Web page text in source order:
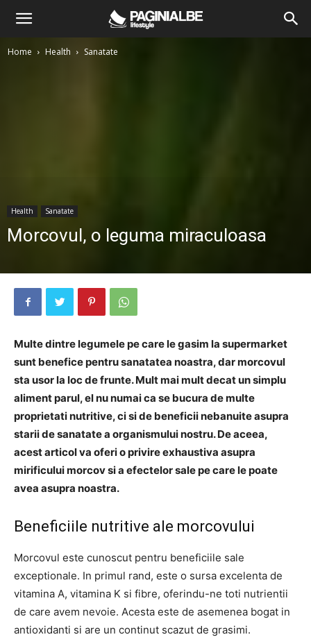
Home Health Sanatate
Health Sanatate
Morcovul, o leguma miraculoasa
Multe dintre legumele pe care le gasim la supermarket
sunt benefice pentru sanatatea noastra, dar morcovul
sta usor la loc de frunte. Mult mai mult decat un simplu
aliment parul, el nu numai ca se bucura de multe
proprietati nutritive, ci si de beneficii nebanuite asupra
starii de sanatate a organismului nostru. De aceea,
acest articol va oferi o privire exhaustiva asupra
mirificului morcov si a efectelor sale pe care le poate
avea asupra noastra.
Beneficiile nutritive ale morcovului
Morcovul este cunoscut pentru beneficiile sale
exceptionale. In primul rand, este o sursa excelenta de
vitamina A, vitamina K si fibre, oferindu-ne toti nutrientii
de care avem nevoie. Acesta este de asemenea bogat in
antioxidanti si are un continut scazut de grasimi.